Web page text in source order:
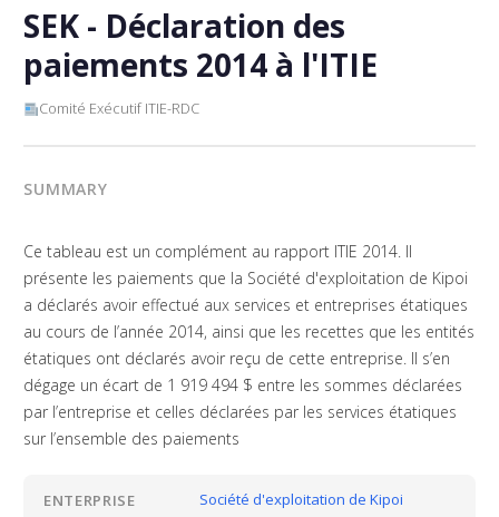
SEK - Déclaration des
paiements 2014 à l'ITIE
Comité Exécutif ITIE-RDC
SUMMARY
Ce tableau est un complément au rapport ITIE 2014. Il
présente les paiements que la Société d'exploitation de Kipoi
a déclarés avoir effectué aux services et entreprises étatiques
au cours de l’année 2014, ainsi que les recettes que les entités
étatiques ont déclarés avoir reçu de cette entreprise. Il s’en
dégage un écart de 1 919 494 $ entre les sommes déclarées
par l’entreprise et celles déclarées par les services étatiques
sur l’ensemble des paiements
ENTERPRISE Société d'exploitation de Kipoi